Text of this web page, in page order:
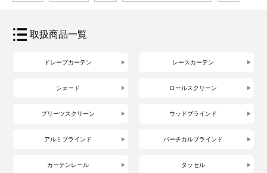
取扱商品一覧
ドレープカーテン レースカーテン
シェード ロールスクリーン
プリーツスクリーン ウッドブラインド
アルミブラインド バーチカルブラインド
カーテンレール タッセル